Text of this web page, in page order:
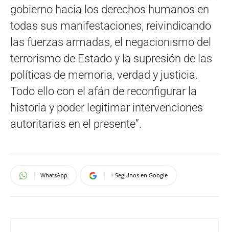
gobierno hacia los derechos humanos en
todas sus manifestaciones, reivindicando
las fuerzas armadas, el negacionismo del
terrorismo de Estado y la supresión de las
políticas de memoria, verdad y justicia.
Todo ello con el afán de reconfigurar la
historia y poder legitimar intervenciones
autoritarias en el presente”.
WhatsApp + Seguinos en Google